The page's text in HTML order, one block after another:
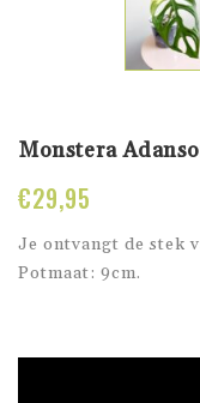
Monstera
€29,95
Je ontvangt de stek
Potmaat: 9cm.